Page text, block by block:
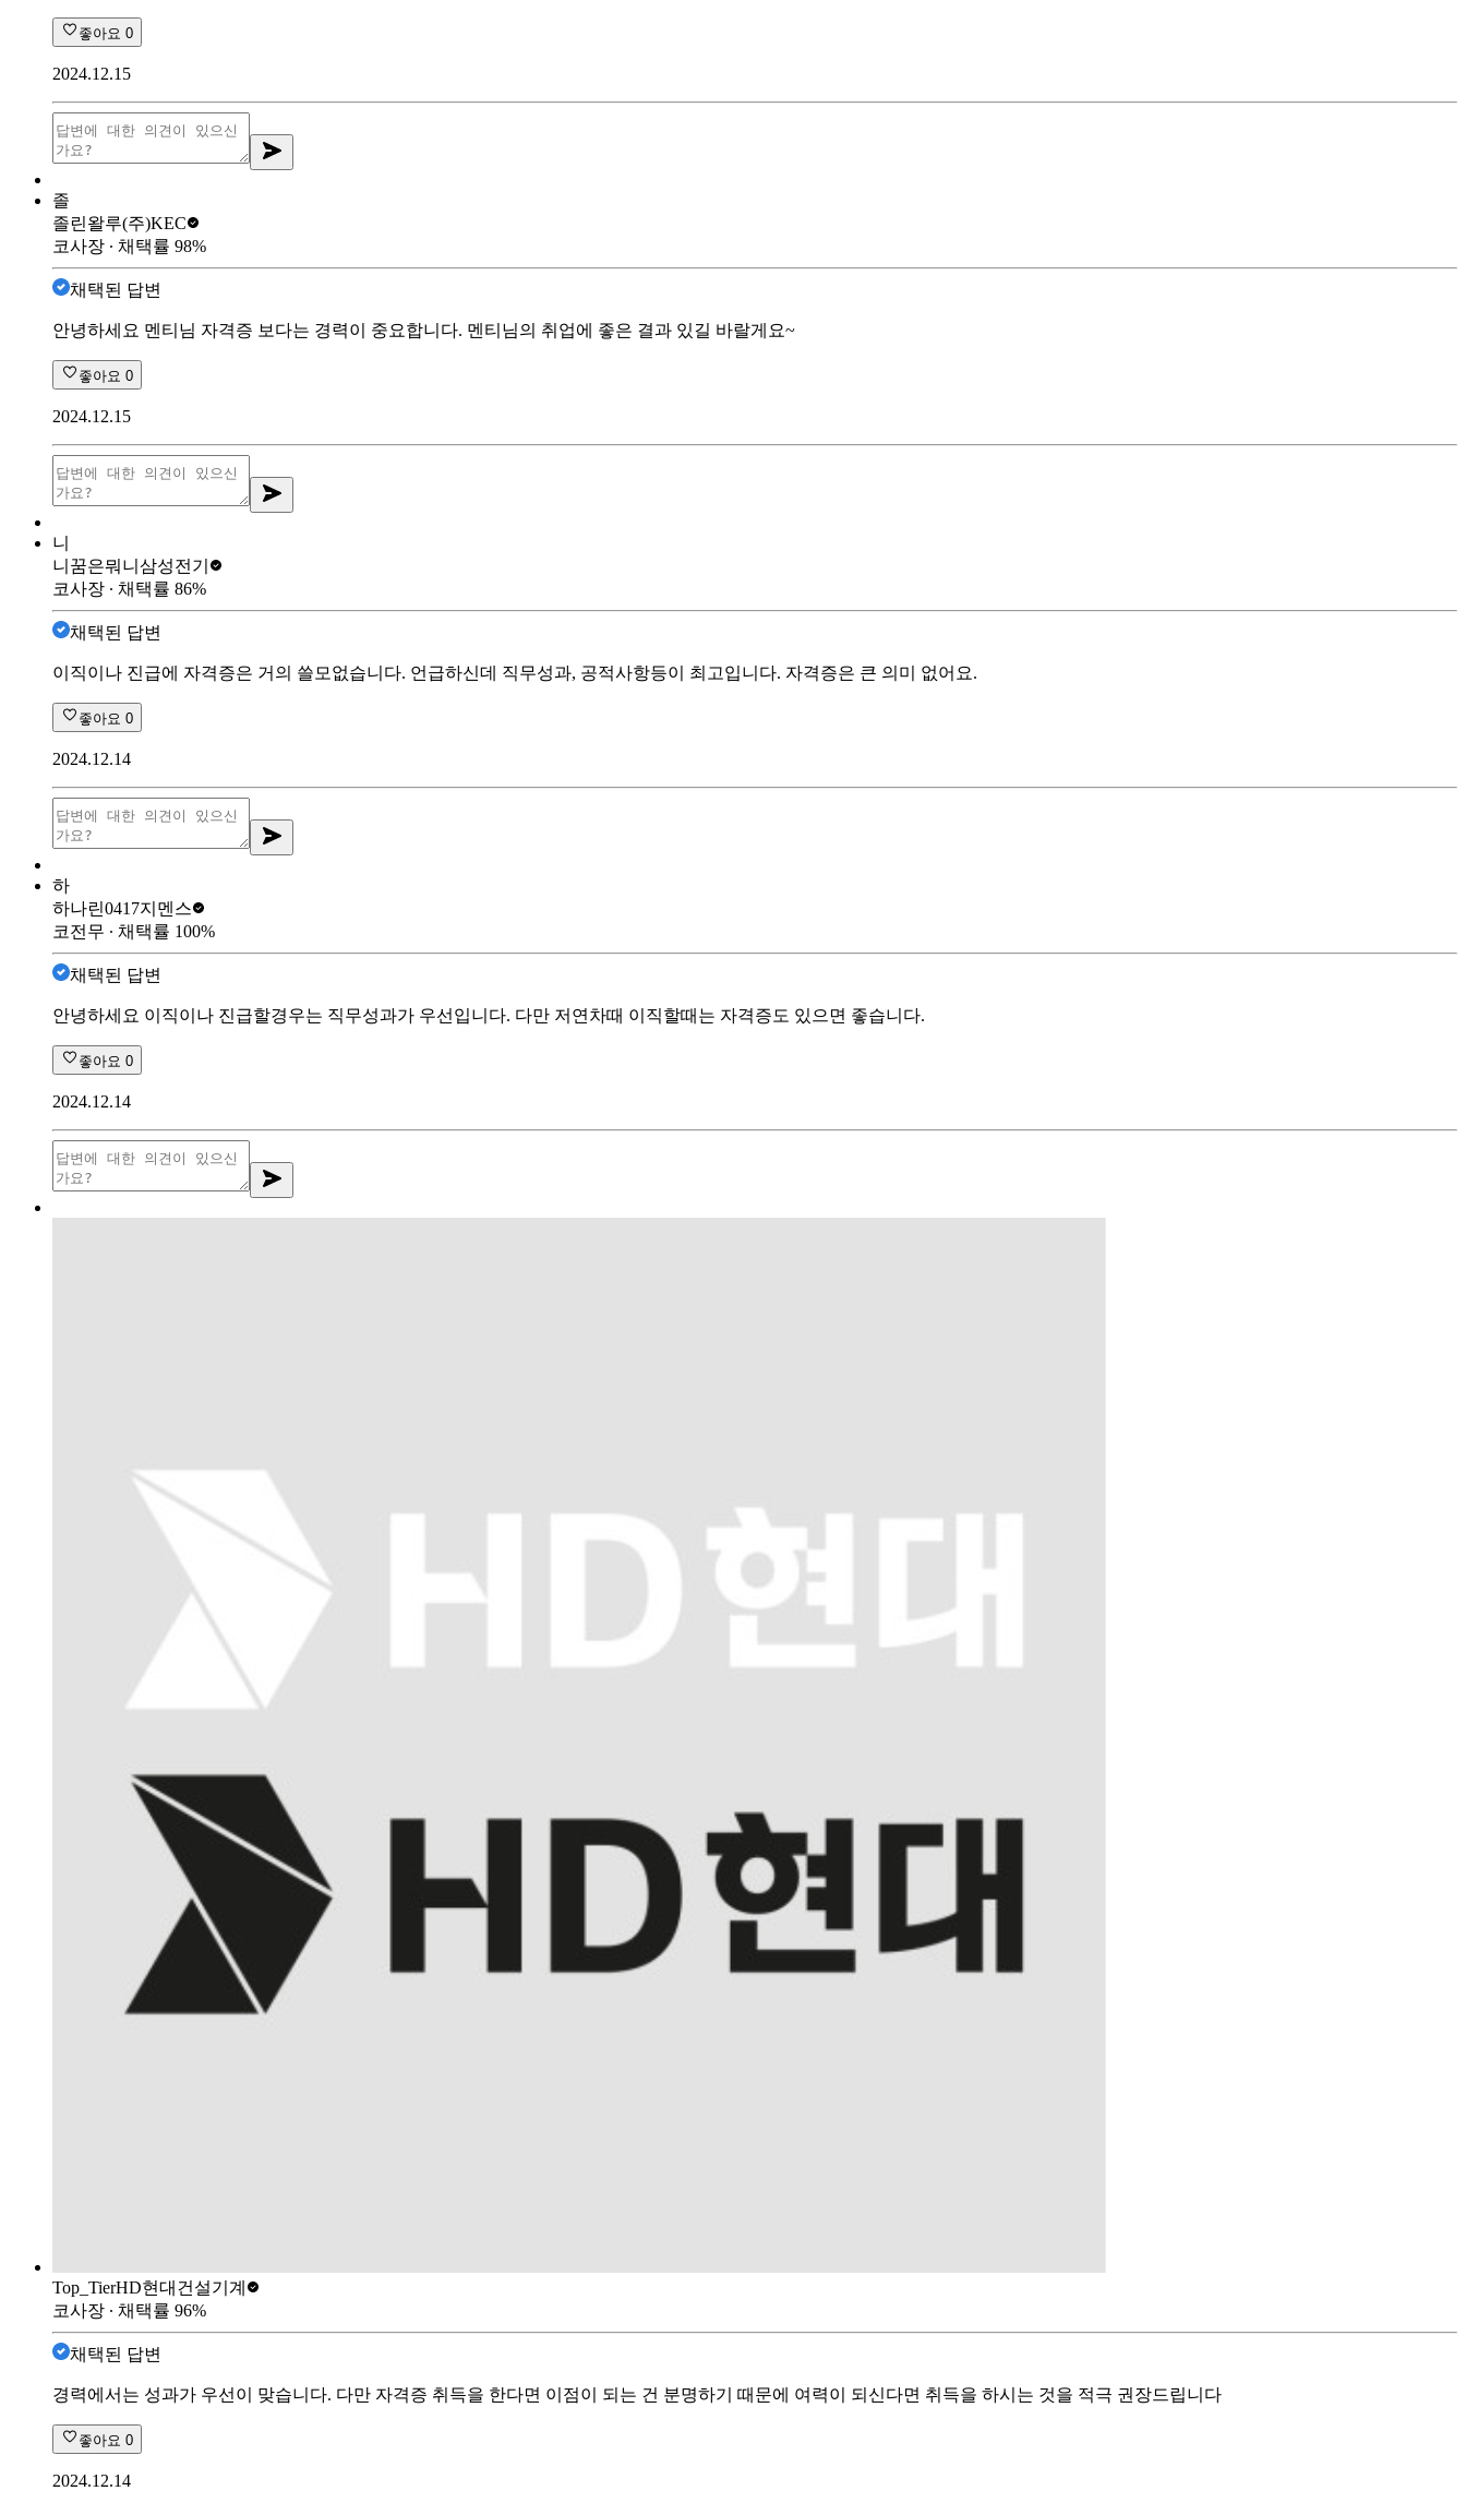
좋아요 0
2024.12.15
졸
졸린왈루(주)KEC
코사장 ∙ 채택률 98%
채택된 답변
안녕하세요 멘티님 자격증 보다는 경력이 중요합니다. 멘티님의 취업에 좋은 결과 있길 바랄게요~
좋아요 0
2024.12.15
니
니꿈은뭐니 삼성전기
코사장 ∙ 채택률 86%
채택된 답변
이직이나 진급에 자격증은 거의 쓸모없습니다. 언급하신데 직무성과, 공적사항등이 최고입니다. 자격증은 큰 의미 없어요.
좋아요 0
2024.12.14
하
하나린0417지멘스
코전무 ∙ 채택률 100%
채택된 답변
안녕하세요 이직이나 진급할경우는 직무성과가 우선입니다. 다만 저연차때 이직할때는 자격증도 있으면 좋습니다.
좋아요 0
2024.12.14
Top_TierHD현대건설기계
코사장 ∙ 채택률 96%
채택된 답변
경력에서는 성과가 우선이 맞습니다. 다만 자격증 취득을 한다면 이점이 되는 건 분명하기 때문에 여력이 되신다면 취득을 하시는 것을 적극 권장드립니다
좋아요 0
2024.12.14